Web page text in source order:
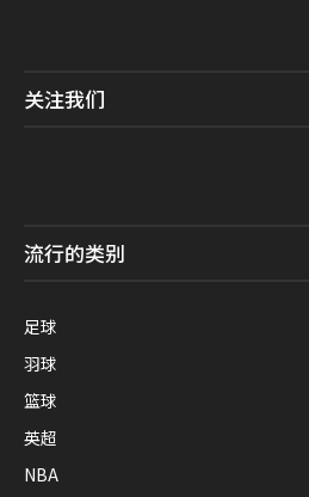
关注我们
流行的类别
足球
羽球
篮球
英超
NBA